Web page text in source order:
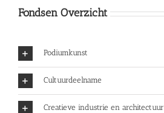
Fondsen Overzicht
Podiumkunst
Cultuurdeelname
Creatieve industrie en architectuur